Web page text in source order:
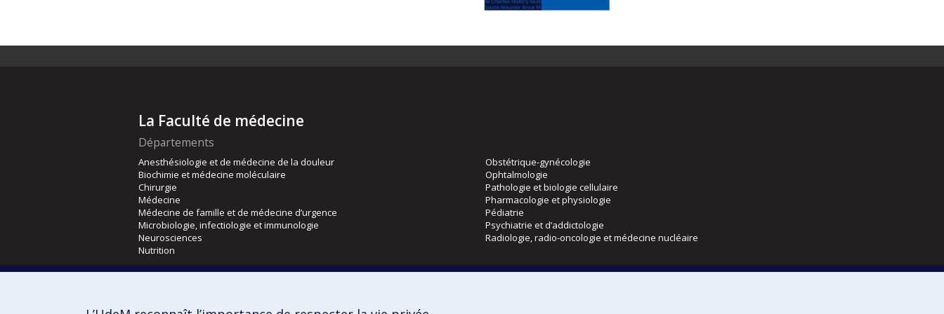
La Faculté de médecine
Départements
Anesthésiologie et de médecine de la douleur
Biochimie et médecine moléculaire
Chirurgie
Médecine
Médecine de famille et de médecine d’urgence
Microbiologie, infectiologie et immunologie
Neurosciences
Nutrition
Obstétrique-gynécologie
Ophtalmologie
Pathologie et biologie cellulaire
Pharmacologie et physiologie
Pédiatrie
Psychiatrie et d’addictologie
Radiologie, radio-oncologie et médecine nucléaire